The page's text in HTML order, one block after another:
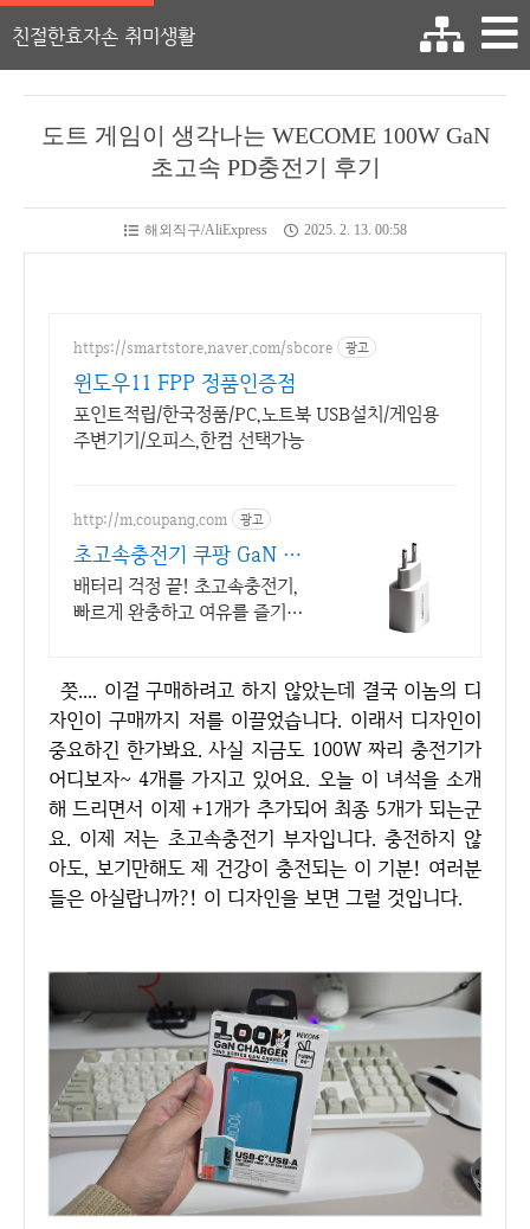
친절한효자손 취미생활
도트 게임이 생각나는 WECOME 100W GaN
초고속 PD충전기 후기
해외직구/AliExpress 2025. 2. 13. 00:58
https://smartstore.naver.com/sbcore 광고
윈도우11 FPP 정품인증점
포인트적립/한국정품/PC,노트북 USB설치/게임용
주변기기/오피스,한컴 선택가능
http://m.coupang.com 광고
초고속충전기 쿠팡 GaN 기
술로 안전하게
배터리 걱정 끝! 초고속충전기,
빠르게 완충하고 여유를 즐기세
요.
쯧.... 이걸 구매하려고 하지 않았는데 결국 이놈의 디
자인이 구매까지 저를 이끌었습니다. 이래서 디자인이
중요하긴 한가봐요. 사실 지금도 100W 짜리 충전기가
어디보자~ 4개를 가지고 있어요. 오늘 이 녀석을 소개
해 드리면서 이제 +1개가 추가되어 최종 5개가 되는군
요. 이제 저는 초고속충전기 부자입니다. 충전하지 않
아도, 보기만해도 제 건강이 충전되는 이 기분! 여러분
들은 아실랍니까?! 이 디자인을 보면 그럴 것입니다.